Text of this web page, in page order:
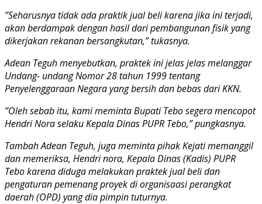
”Seharusnya tidak ada praktik jual beli karena jika ini terjadi,
akan berdampak dengan hasil dari pembangunan fisik yang
dikerjakan rekanan bersangkutan,” tukasnya.
Adean Teguh menyebutkan, praktek ini jelas jelas melanggar
Undang- undang Nomor 28 tahun 1999 tentang
Penyelenggaraan Negara yang bersih dan bebas dari KKN.
”Oleh sebab itu, kami meminta Bupati Tebo segera mencopot
Hendri Nora selaku Kepala Dinas PUPR Tebo,” pungkasnya.
Tambah Adean Teguh, juga meminta pihak Kejati memanggil
dan memeriksa, Hendri nora, Kepala Dinas (Kadis) PUPR
Tebo karena diduga melakukan praktek jual beli dan
pengaturan pemenang proyek di organisaasi perangkat
daerah (OPD) yang dia pimpin tuturnya.